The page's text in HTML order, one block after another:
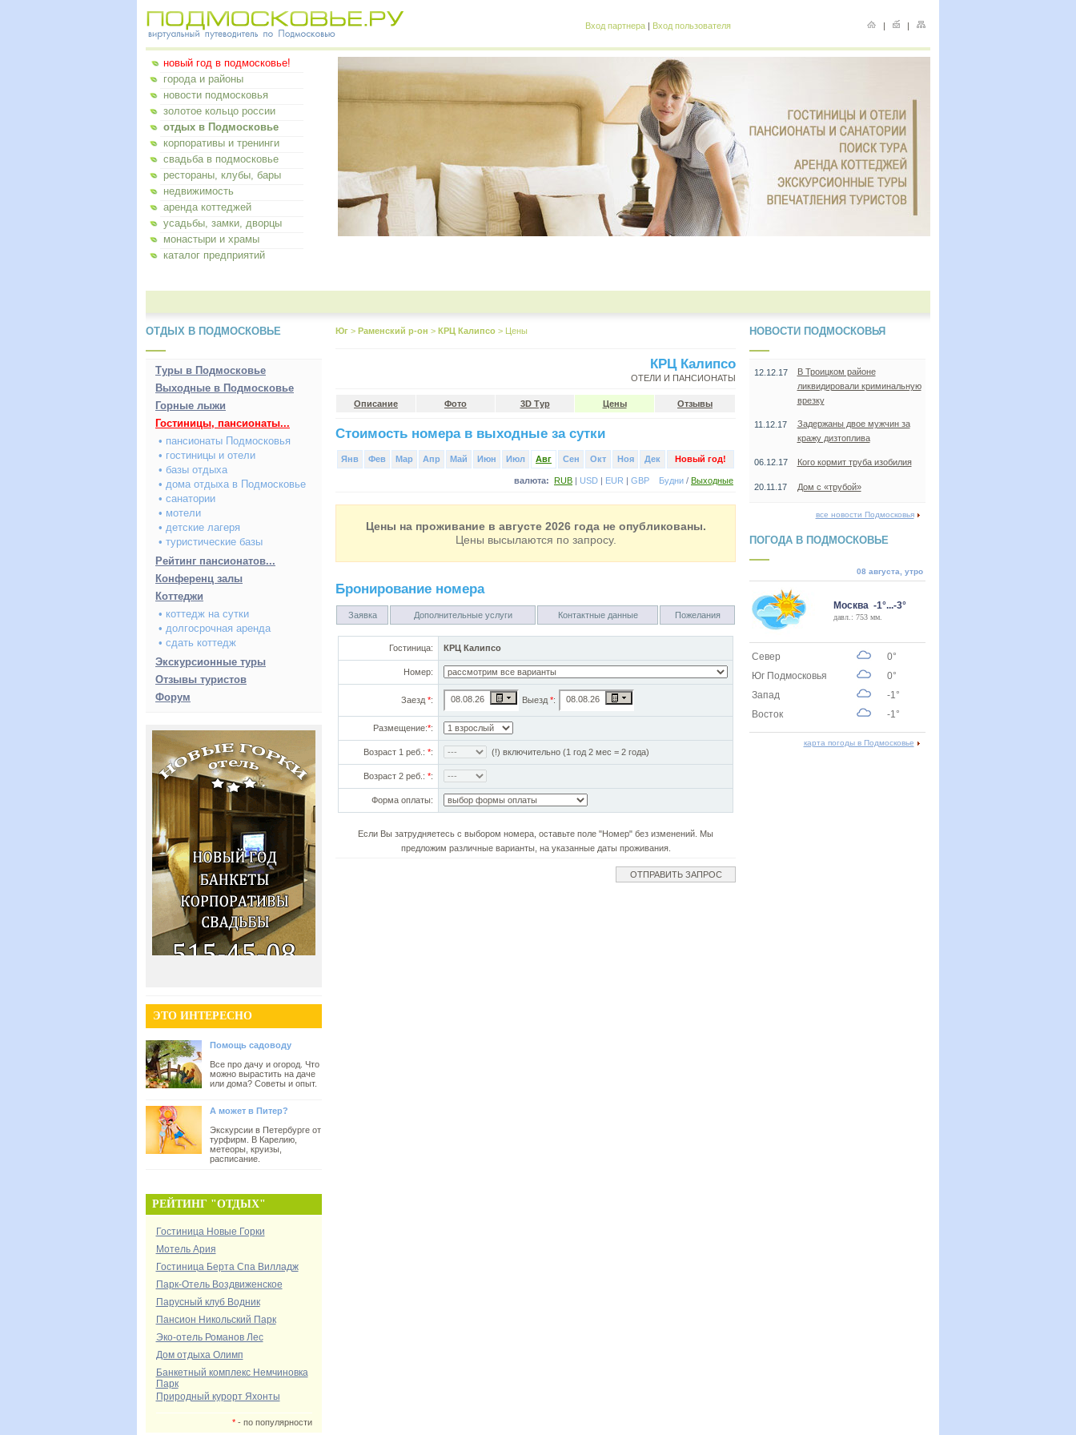
Вход партнера | Вход пользователя | |
новый год в подмосковье!
города и районы
новости подмосковья
золотое кольцо россии
отдых в Подмосковье
корпоративы и тренинги
свадьба в подмосковье
рестораны, клубы, бары
недвижимость
аренда коттеджей
усадьбы, замки, дворцы
монастыри и храмы
каталог предприятий
ОТДЫХ В ПОДМОСКОВЬЕ
Туры в Подмосковье
Выходные в Подмосковье
Горные лыжи
Гостиницы, пансионаты...
• пансионаты Подмосковья
• гостиницы и отели
• базы отдыха
• дома отдыха в Подмосковье
• санатории
• мотели
• детские лагеря
• туристические базы
Рейтинг пансионатов...
Конференц залы
Коттеджи
• коттедж на сутки
• долгосрочная аренда
• сдать коттедж
Экскурсионные туры
Отзывы туристов
Форум
ЭТО ИНТЕРЕСНО
Помощь садоводу
Все про дачу и огород. Что
можно вырастить на даче
или дома? Советы и опыт.
А может в Питер?
Экскурсии в Петербурге от
турфирм. В Карелию,
метеоры, круизы,
расписание.
РЕЙТИНГ "ОТДЫХ"
Гостиница Новые Горки
Мотель Ария
Гостиница Берта Спа Вилладж
Парк-Отель Воздвиженское
Парусный клуб Водник
Пансион Никольский Парк
Эко-отель Романов Лес
Дом отдыха Олимп
Банкетный комплекс Немчиновка
Парк
Природный курорт Яхонты
*- по популярности
Юг > Раменский р-он > КРЦ Калипсо > Цены
КРЦ Калипсо
ОТЕЛИ И ПАНСИОНАТЫ
Описание Фото 3D Тур Цены Отзывы
Стоимость номера в выходные за сутки
Янв Фев Мар Апр Май Июн Июл Авг Сен Окт Ноя Дек Новый год!
валюта: RUB | USD | EUR | GBP Будни / Выходные
Цены на проживание в августе 2026 года не опубликованы.
Цены высылаются по запросу.
Бронирование номера
Заявка Дополнительные услуги Контактные данные Пожелания
Гостиница: КРЦ Калипсо
Номер:
Заезд *: Выезд *:
Размещение:*:
Возраст 1 реб.: *: (!) включительно (1 год 2 мес = 2 года)
Возраст 2 реб.: *:
Форма оплаты:
Если Вы затрудняетесь с выбором номера, оставьте поле "Номер" без изменений. Мы
предложим различные варианты, на указанные даты проживания.
НОВОСТИ ПОДМОСКОВЬЯ
12.12.17
В Троицком районе
ликвидировали криминальную
врезку
11.12.17
Задержаны двое мужчин за
кражу дизтоплива
06.12.17 Кого кормит труба изобилия
20.11.17 Дом с «трубой»
все новости Подмосковья
ПОГОДА В ПОДМОСКОВЬЕ
08 августа, утро
Москва -1°...-3°
давл.: 753 мм.
Север
0°
Юг Подмосковья
0°
Запад
-1°
Восток
-1°
карта погоды в Подмосковье